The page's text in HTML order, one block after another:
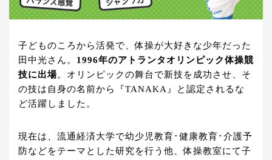
子どものころから活発で、体操が大好きな少年だった
田中光さん。 1996年のアトランタオリンピック体操競
技に出場。オリンピックの舞台で新技を成功させ、そ
の技は自身の名前から『TANAKA』と認定されるな
ど活躍しました。
現在は、流通経済大学で幼少児教育･健康教育･介護予
防などをテーマとした研究を行う他、体操教室にて子